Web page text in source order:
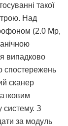
такої
Над
(2.0 Мр,
випадково
спостережень
сканер
систему. З
за модуль